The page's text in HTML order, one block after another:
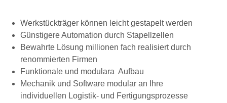
Werkstückträger können leicht gestapelt werden
Günstigere Automation durch Stapellzellen
Bewahrte Lösung millionen fach realisiert durch
renommierten Firmen
Funktionale und modulara Aufbau
Mechanik und Software modular an Ihre
individuellen Logistik- und Fertigungsprozesse